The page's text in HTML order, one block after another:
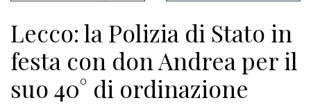
Meteo
CONTATTI
Lecco: la Polizia di Stato in
festa con don Andrea per il
suo 40° di ordinazione